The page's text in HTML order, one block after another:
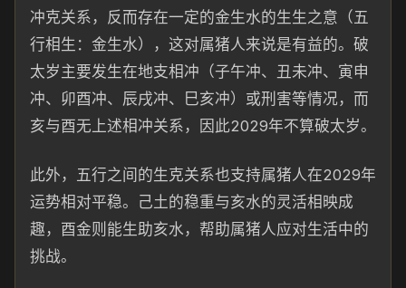
冲克关系，反而存在一定的金生水的生生之意（五
行相生：金生水），这对属猪人来说是有益的。破
太岁主要发生在地支相冲（子午冲、丑未冲、寅申
冲、卯酉冲、辰戌冲、巳亥冲）或刑害等情况，而
亥与酉无上述相冲关系，因此2029年不算破太岁。
此外，五行之间的生克关系也支持属猪人在2029年
运势相对平稳。己土的稳重与亥水的灵活相映成
趣，酉金则能生助亥水，帮助属猪人应对生活中的
挑战。